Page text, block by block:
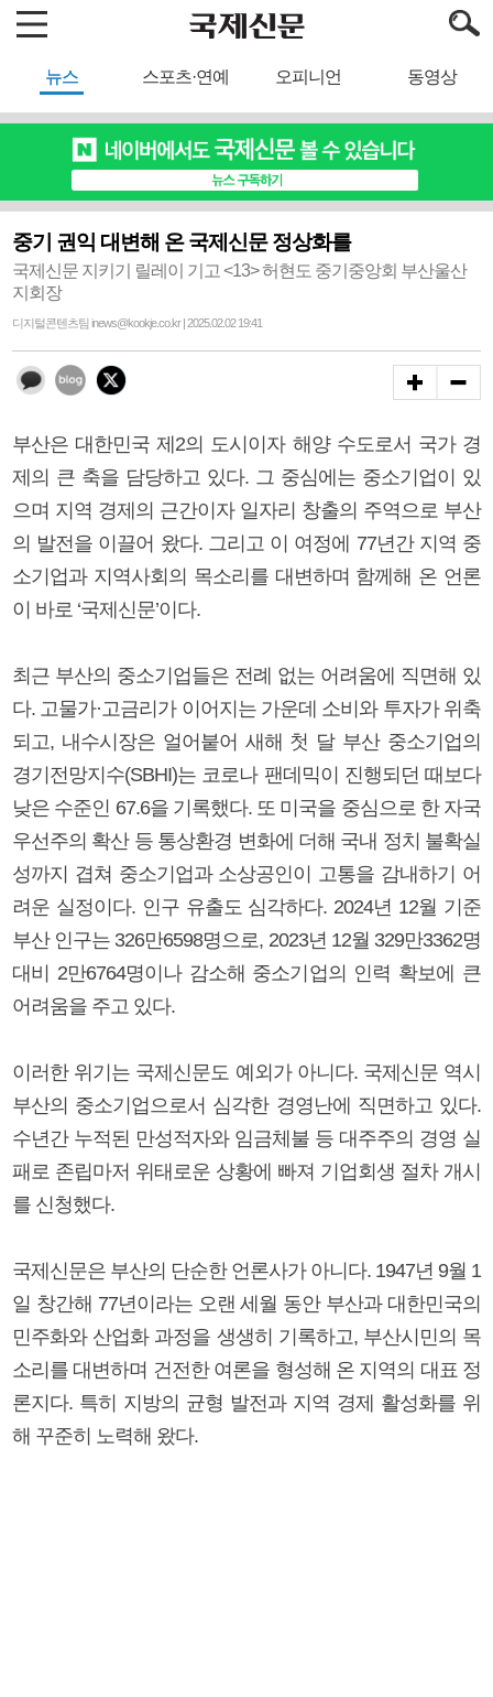
뉴스 스포츠·연예 오피니언 동영상
중기 권익 대변해 온 국제신문 정상화를
국제신문 지키기 릴레이 기고 <13> 허현도 중기중앙회 부산울산
지회장
디지털콘텐츠팀 inews@kookje.co.kr | 2025.02.02 19:41
부산은 대한민국 제2의 도시이자 해양 수도로서 국가 경
제의 큰 축을 담당하고 있다. 그 중심에는 중소기업이 있
으며 지역 경제의 근간이자 일자리 창출의 주역으로 부산
의 발전을 이끌어 왔다. 그리고 이 여정에 77년간 지역 중
소기업과 지역사회의 목소리를 대변하며 함께해 온 언론
이 바로 ‘국제신문’이다.
최근 부산의 중소기업들은 전례 없는 어려움에 직면해 있
다. 고물가·고금리가 이어지는 가운데 소비와 투자가 위축
되고, 내수시장은 얼어붙어 새해 첫 달 부산 중소기업의
경기전망지수(SBHI)는 코로나 팬데믹이 진행되던 때보다
낮은 수준인 67.6을 기록했다. 또 미국을 중심으로 한 자국
우선주의 확산 등 통상환경 변화에 더해 국내 정치 불확실
성까지 겹쳐 중소기업과 소상공인이 고통을 감내하기 어
려운 실정이다. 인구 유출도 심각하다. 2024년 12월 기준
부산 인구는 326만6598명으로, 2023년 12월 329만3362명
대비 2만6764명이나 감소해 중소기업의 인력 확보에 큰
어려움을 주고 있다.
이러한 위기는 국제신문도 예외가 아니다. 국제신문 역시
부산의 중소기업으로서 심각한 경영난에 직면하고 있다.
수년간 누적된 만성적자와 임금체불 등 대주주의 경영 실
패로 존립마저 위태로운 상황에 빠져 기업회생 절차 개시
를 신청했다.
국제신문은 부산의 단순한 언론사가 아니다. 1947년 9월 1
일 창간해 77년이라는 오랜 세월 동안 부산과 대한민국의
민주화와 산업화 과정을 생생히 기록하고, 부산시민의 목
소리를 대변하며 건전한 여론을 형성해 온 지역의 대표 정
론지다. 특히 지방의 균형 발전과 지역 경제 활성화를 위
해 꾸준히 노력해 왔다.